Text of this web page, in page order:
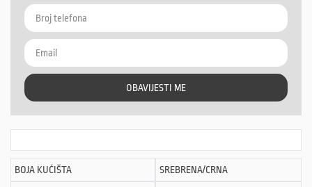
OBAVIJESTI ME
BOJA KUĆIŠTA SREBRENA/CRNA